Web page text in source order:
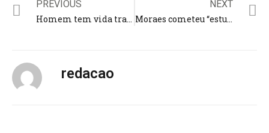
PREVIOUS
Homem tem vida transformada ao seguir conselho de pastor
NEXT
Moraes cometeu “estupro constituciona”, acusa deputado evangélico
redacao